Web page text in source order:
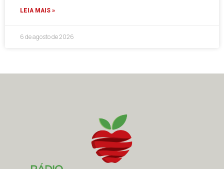
LEIA MAIS »
6 de agosto de 2026